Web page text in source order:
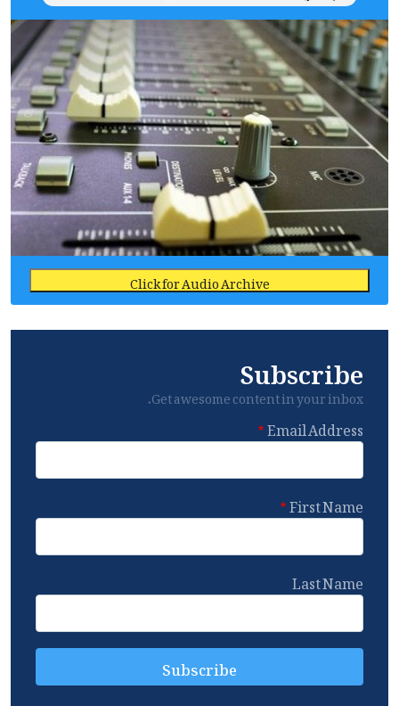
Click for Audio Archive
Subscribe
Get awesome content in your inbox.
Email Address
First Name
Last Name